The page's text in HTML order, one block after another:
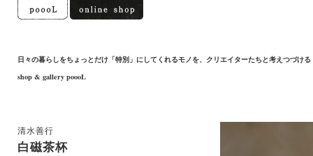
日々の暮らしをちょっとだけ「特別」にしてくれるモノを、クリエイターたちと考えつづける
shop & gallery poooL
清水善行
白磁茶杯